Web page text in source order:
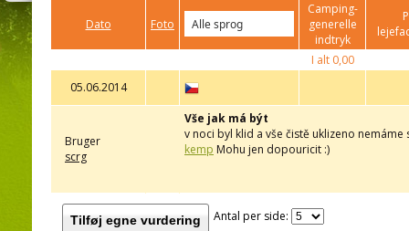
Dato Foto
Camping-
generelle
indtryk
I alt0,00
05.06.2014
Bruger
scrg
Vše jak má být
v noci byl klid a vše čistě uklizeno
kemp Mohu jen dopouricit :)
Tilføj egne vurdering Antal per side: